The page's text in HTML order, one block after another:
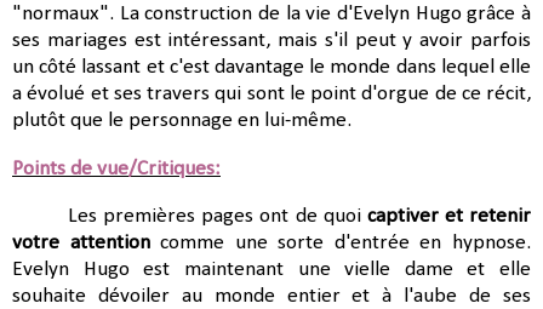
"normaux". La construction de la vie d'Evelyn Hugo grâce à
ses mariages est intéressant, mais s'il peut y avoir parfois
un côté lassant et c'est davantage le monde dans lequel elle
a évolué et ses travers qui sont le point d'orgue de ce récit,
plutôt que le personnage en lui-même.
Points de vue/Critiques:
Les premières pages ont de quoi captiver et retenir
votre attentioncomme une sorte d'entrée en hypnose.
Evelyn Hugo est maintenant une vielle dame et elle
souhaite dévoiler au monde entier et à l'aube de ses